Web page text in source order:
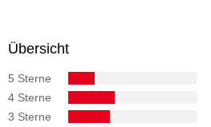
Übersicht
5 Sterne
4 Sterne
3 Sterne